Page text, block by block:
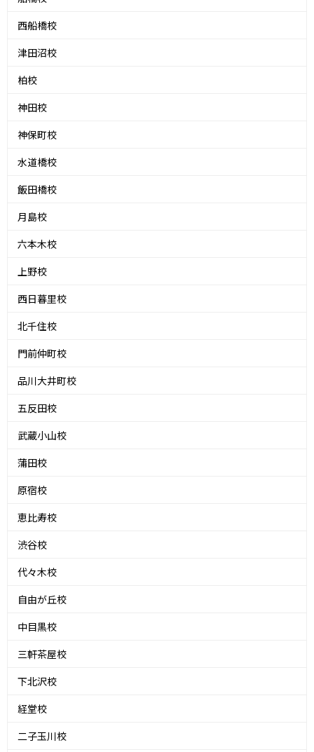
西船橋校
津田沼校
柏校
神田校
神保町校
水道橋校
飯田橋校
月島校
六本木校
上野校
西日暮里校
北千住校
門前仲町校
品川大井町校
五反田校
武蔵小山校
蒲田校
原宿校
恵比寿校
渋谷校
代々木校
自由が丘校
中目黒校
三軒茶屋校
下北沢校
経堂校
二子玉川校